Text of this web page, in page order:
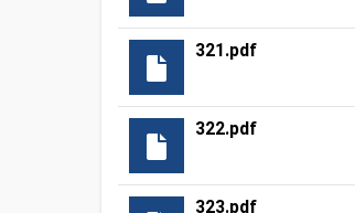
321.pdf
322.pdf
323.pdf